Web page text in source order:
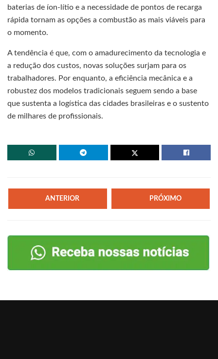
baterias de íon-lítio e a necessidade de pontos de recarga
rápida tornam as opções a combustão as mais viáveis para
o momento.
A tendência é que, com o amadurecimento da tecnologia e
a redução dos custos, novas soluções surjam para os
trabalhadores. Por enquanto, a eficiência mecânica e a
robustez dos modelos tradicionais seguem sendo a base
que sustenta a logística das cidades brasileiras e o sustento
de milhares de profissionais.
ANTERIOR PRÓXIMO